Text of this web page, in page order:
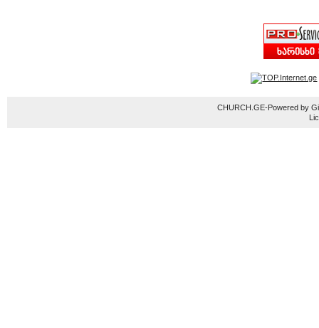
CHURCH.GE-Powered by